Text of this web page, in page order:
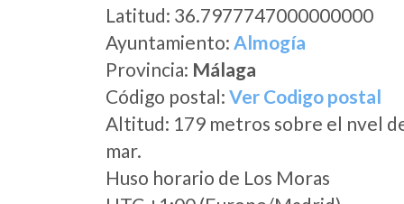
Latitud: 36.7977747000000000
Ayuntamiento: Almogía
Provincia: Málaga
Código postal: Ver Codigo postal
Altitud: 179 metros sobre el nvel
mar.
Huso horario de Los Moras